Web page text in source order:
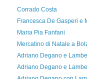
Corrado Costa
Francesca De Gasperi e
Maria Pia Fanfani
Mercatino di Natale a
Adriano Degano e
Adriano Degano e